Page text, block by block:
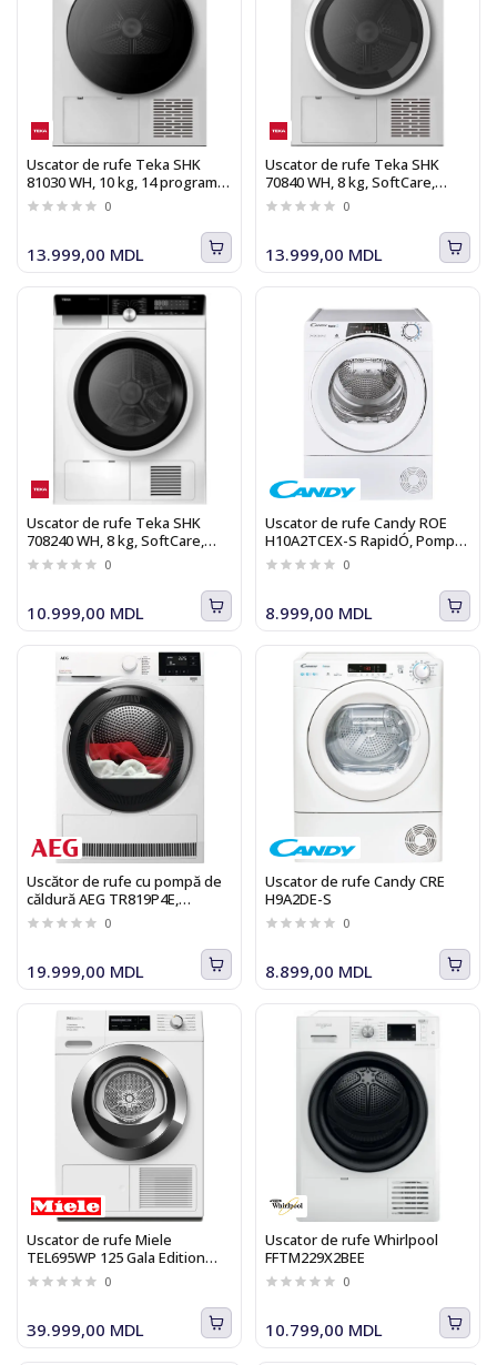
Uscator de rufe Teka SHK
81030 WH, 10 kg, 14 programe,
SoftCare, Clasa A+++
0
13.999,00 MDL
Uscator de rufe Teka SHK
70840 WH, 8 kg, SoftCare,
Clasa A++
0
13.999,00 MDL
Uscator de rufe Teka SHK
708240 WH, 8 kg, SoftCare,
Clasa B
0
10.999,00 MDL
Uscator de rufe Candy ROE
H10A2TCEX-S RapidÓ, Pompa
de caldura, 10 Kg, Class A++,
Alb, Control si continut
0
8.999,00 MDL
Uscător de rufe cu pompă de
căldură AEG TR819P4E,
AbsoluteCare, 9kg, 10
programe, Clasa A++
0
19.999,00 MDL
Uscator de rufe Candy CRE
H9A2DE-S
0
8.899,00 MDL
Uscator de rufe Miele
TEL695WP 125 Gala Edition
DryCare&amp;Steam&amp;9kg
0
39.999,00 MDL
Uscator de rufe Whirlpool
FFTM229X2BEE
0
10.799,00 MDL